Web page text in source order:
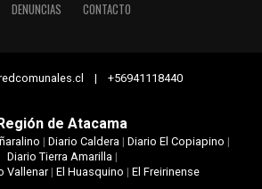
DENUNCIAS
CONTACTO
| +56941118440
Región de Atacama
| Diario Caldera| Diario El Copiapino |
Diario Tierra Amarilla|
Vallenar| El Huasquino | El Freirinense